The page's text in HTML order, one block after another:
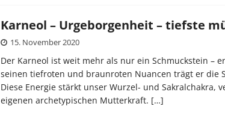
Karneol – Urgeborgenheit – tiefste
15. November 2020
Der Karneol ist weit mehr als nur ein Schmuckstein –
seinen tiefroten und braunroten Nuancen trägt er die
Diese Energie stärkt unser Wurzel- und
eigenen archetypischen Mutterkraft. […]